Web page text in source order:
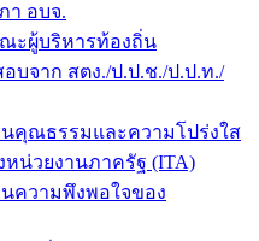
า อบจ.
ะผู้บริหารท้องถิ่น
บจาก สตง./ป.ป.ช./ป.ป.ท./
นคุณธรรมและความโปร่งใส
น่วยงานภาครัฐ (ITA)
นความพึงพอใจของ